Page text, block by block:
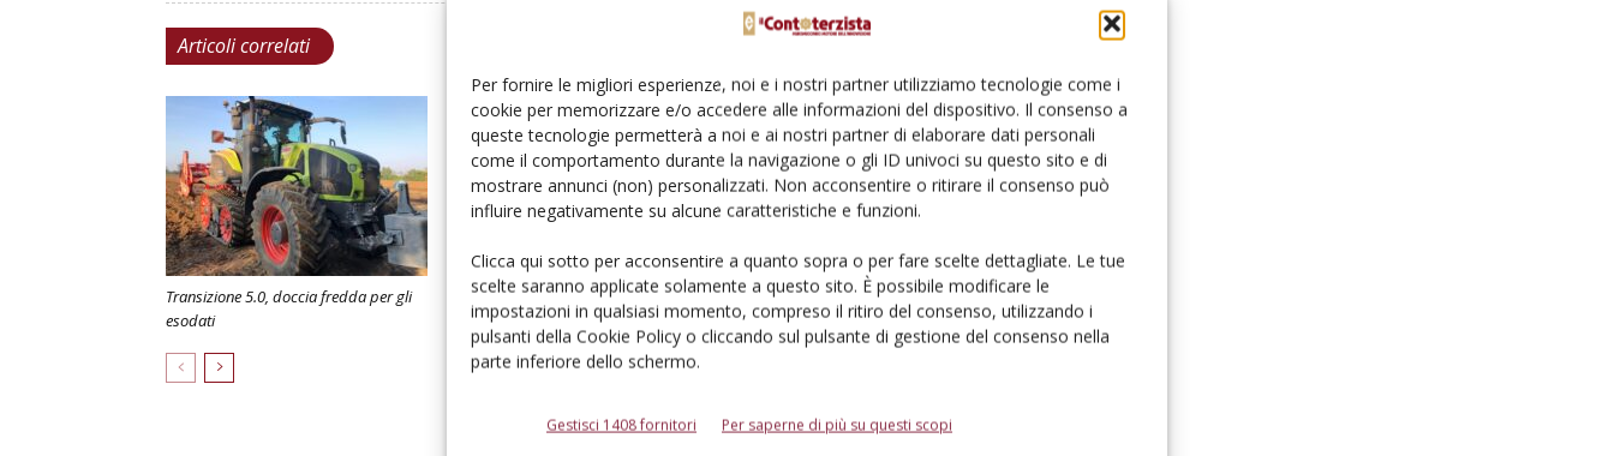
Per fornire le migliori esperienze, noi e i nostri partner utilizziamo tecnologie come i
cookie per memorizzare e/o accedere alle informazioni del dispositivo. Il consenso a
queste tecnologie permetterà a noi e ai nostri partner di elaborare dati personali
come il comportamento durante la navigazione o gli ID univoci su questo sito e di
mostrare annunci (non) personalizzati. Non acconsentire o ritirare il consenso può
influire negativamente su alcune caratteristiche e funzioni.
Clicca qui sotto per acconsentire a quanto sopra o per fare scelte dettagliate. Le tue
scelte saranno applicate solamente a questo sito. È possibile modificare le
impostazioni in qualsiasi momento, compreso il ritiro del consenso, utilizzando i
pulsanti della Cookie Policy o cliccando sul pulsante di gestione del consenso nella
parte inferiore dello schermo.
Gestisci 1408 fornitori Per saperne di più su questi scopi
Articoli correlati
Transizione 5.0, doccia fredda per gli
esodati
Macchine agricole, primo trimestre
2026 in crescita
Nuove sinergie per affrontare le
crescenti complessità dei mercati